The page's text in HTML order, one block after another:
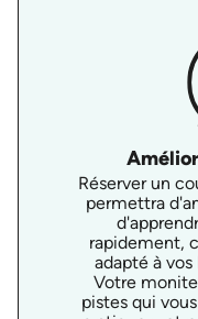
Réserver un
permettra
rapidement,
adapté à
Votre
pistes qui